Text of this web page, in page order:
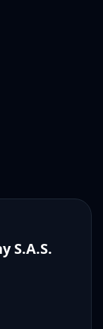
S.A.S.